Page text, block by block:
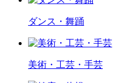
ダンス・舞踊
美術・工芸・手芸